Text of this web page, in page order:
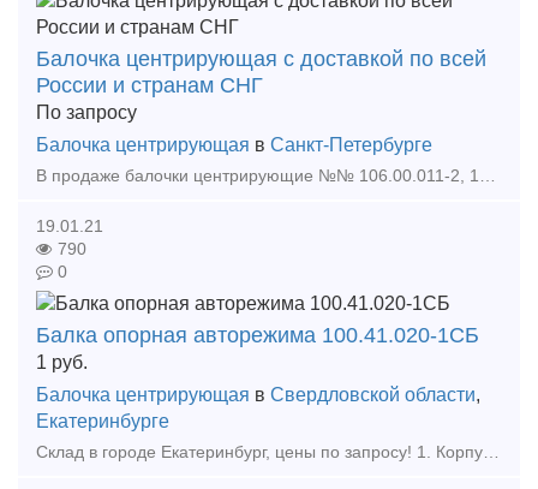
Балочка центрирующая с доставкой по всей
России и странам СНГ
По запросу
Балочка центрирующая в Санкт-Петербурге
В продаже балочки центрирующие №№ 106.00.011-2, 1835.00.110 СБ, 3002.35.00.130-1, 287.35.010-00СБ, 586.00.020-0,518.00.012-0,3002.35.00.130-1,199.00.010-0СБ и балочки центрирующие L=500 №№ 85
19.01.21
790
0
Балка опорная авторежима 100.41.020-1СБ
1 руб.
Балочка центрирующая в Свердловской области,
Екатеринбурге